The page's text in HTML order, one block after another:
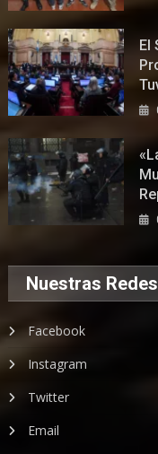
El
Nuestras Redes
Facebook
Instagram
Twitter
Email